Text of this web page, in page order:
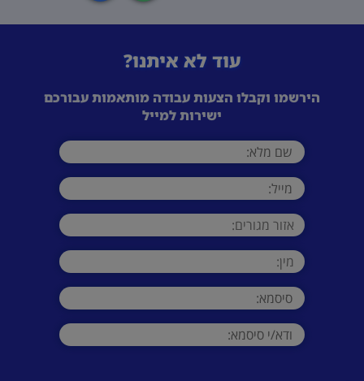
עוד לא איתנו?
הירשמו וקבלו הצעות עבודה מותאמות עבורכם
ישירות למייל